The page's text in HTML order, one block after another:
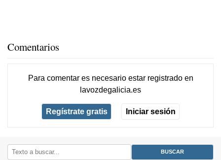
Comentarios
Para comentar es necesario estar registradoen
lavozdegalicia.es
Regístrate gratis Iniciar sesión